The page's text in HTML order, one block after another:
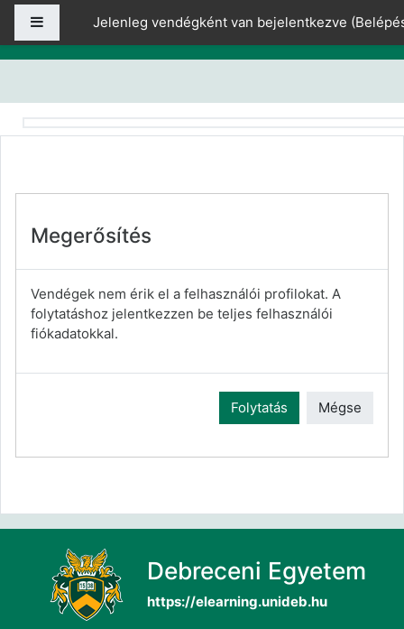
Tovább a fő tartalomhoz
OldalpanelJelenleg vendégként van bejelentkezve (
Megerősítés
Vendégek nem érik el a felhasználói profilokat. A
folytatáshoz jelentkezzen be teljes felhasználói
fiókadatokkal.
Folytatás Mégse
Debreceni Egyetem
https://elearning.unideb.hu